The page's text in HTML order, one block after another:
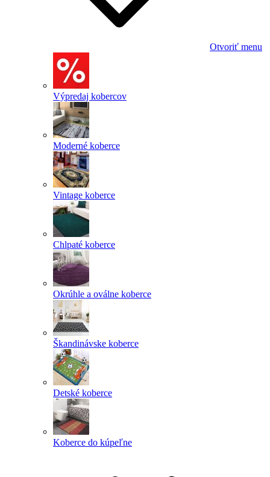
Otvoriť menu
Výpredaj kobercov
Moderné koberce
Vintage koberce
Chlpaté koberce
Okrúhle a oválne koberce
Škandinávske koberce
Detské koberce
Koberce do kúpeľne